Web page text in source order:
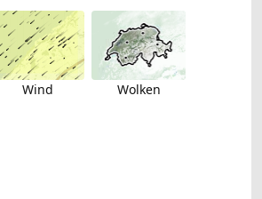
Wind Wolken